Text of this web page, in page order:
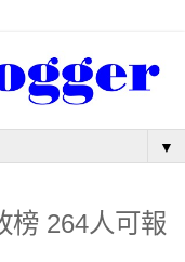
▼
榜 264人可報